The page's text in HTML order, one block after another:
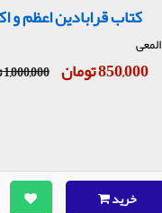
کتاب قرابادین اعظم و
المعی
850,000 تومان 1,000,000 تومان
خرید